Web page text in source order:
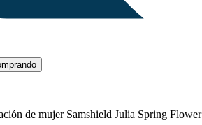
de mujer Samshield Julia Spring Flower